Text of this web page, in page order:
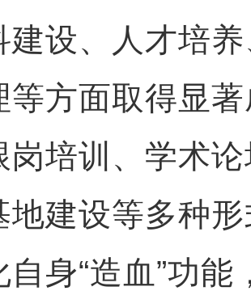
建设、人才培
等方面取得显
岗培训、学术
地建设等多种
自身“造血”功